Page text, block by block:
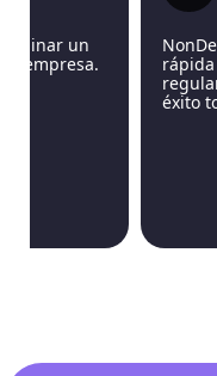
un
rápida y
éxito